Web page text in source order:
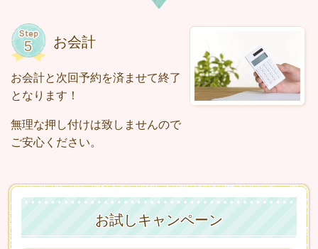
お会計
お会計と次回予約を済ませて終了
となります！
無理な押し付けは致しませんので
ご安心ください。
お試しキャンペーン